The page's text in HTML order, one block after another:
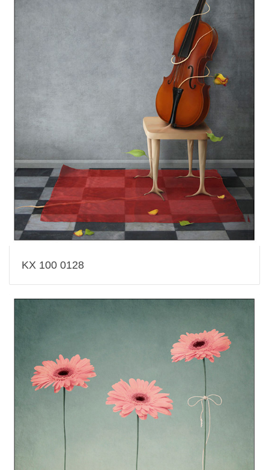
KX 100 0128